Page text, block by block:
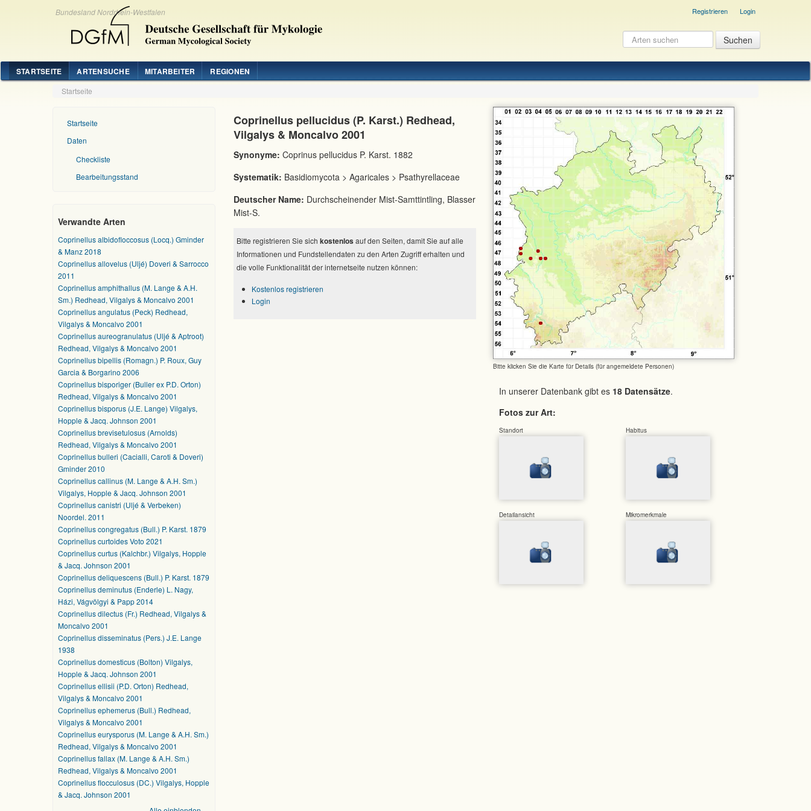
Bundesland Nordrhein-Westfalen Registrieren Login
STARTSEITE ARTENSUCHE MITARBEITER REGIONEN
Startseite
Startseite
Daten
Checkliste
Bearbeitungsstand
Verwandte Arten
Coprinellus albidofloccosus (Locq.) Gminder
& Manz 2018
Coprinellus allovelus (Uljé) Doveri & Sarrocco
2011
Coprinellus amphithallus (M. Lange & A.H.
Sm.) Redhead, Vilgalys & Moncalvo 2001
Coprinellus angulatus (Peck) Redhead,
Vilgalys & Moncalvo 2001
Coprinellus aureogranulatus (Uljé & Aptroot)
Redhead, Vilgalys & Moncalvo 2001
Coprinellus bipellis (Romagn.) P. Roux, Guy
Garcia & Borgarino 2006
Coprinellus bisporiger (Buller ex P.D. Orton)
Redhead, Vilgalys & Moncalvo 2001
Coprinellus bisporus (J.E. Lange) Vilgalys,
Hopple & Jacq. Johnson 2001
Coprinellus brevisetulosus (Arnolds)
Redhead, Vilgalys & Moncalvo 2001
Coprinellus bulleri (Cacialli, Caroti & Doveri)
Gminder 2010
Coprinellus callinus (M. Lange & A.H. Sm.)
Vilgalys, Hopple & Jacq. Johnson 2001
Coprinellus canistri (Uljé & Verbeken)
Noordel. 2011
Coprinellus congregatus (Bull.) P. Karst. 1879
Coprinellus curtoides Voto 2021
Coprinellus curtus (Kalchbr.) Vilgalys, Hopple
& Jacq. Johnson 2001
Coprinellus deliquescens (Bull.) P. Karst. 1879
Coprinellus deminutus (Enderle) L. Nagy,
Házi, Vágvölgyi & Papp 2014
Coprinellus dilectus (Fr.) Redhead, Vilgalys &
Moncalvo 2001
Coprinellus disseminatus (Pers.) J.E. Lange
1938
Coprinellus domesticus (Bolton) Vilgalys,
Hopple & Jacq. Johnson 2001
Coprinellus ellisii (P.D. Orton) Redhead,
Vilgalys & Moncalvo 2001
Coprinellus ephemerus (Bull.) Redhead,
Vilgalys & Moncalvo 2001
Coprinellus eurysporus (M. Lange & A.H. Sm.)
Redhead, Vilgalys & Moncalvo 2001
Coprinellus fallax (M. Lange & A.H. Sm.)
Redhead, Vilgalys & Moncalvo 2001
Coprinellus flocculosus (DC.) Vilgalys, Hopple
& Jacq. Johnson 2001
Bitte klicken Sie die Karte für Details (für angemeldete Personen)
In unserer Datenbank gibt es 18 Datensätze.
Fotos zur Art:
Standort Habitus
Detailansicht Mikromerkmale
Coprinellus pellucidus (P. Karst.) Redhead,
Vilgalys & Moncalvo 2001
Synonyme: Coprinus pellucidus P. Karst. 1882
Systematik: Basidiomycota > Agaricales > Psathyrellaceae
Deutscher Name: Durchscheinender Mist-Samttintling, Blasser
Mist-S.
Bitte registrieren Sie sich kostenlos auf den Seiten, damit Sie auf alle
Informationen und Fundstellendaten zu den Arten Zugriff erhalten und
die volle Funktionalität der internetseite nutzen können:
Kostenlos registrieren
Login